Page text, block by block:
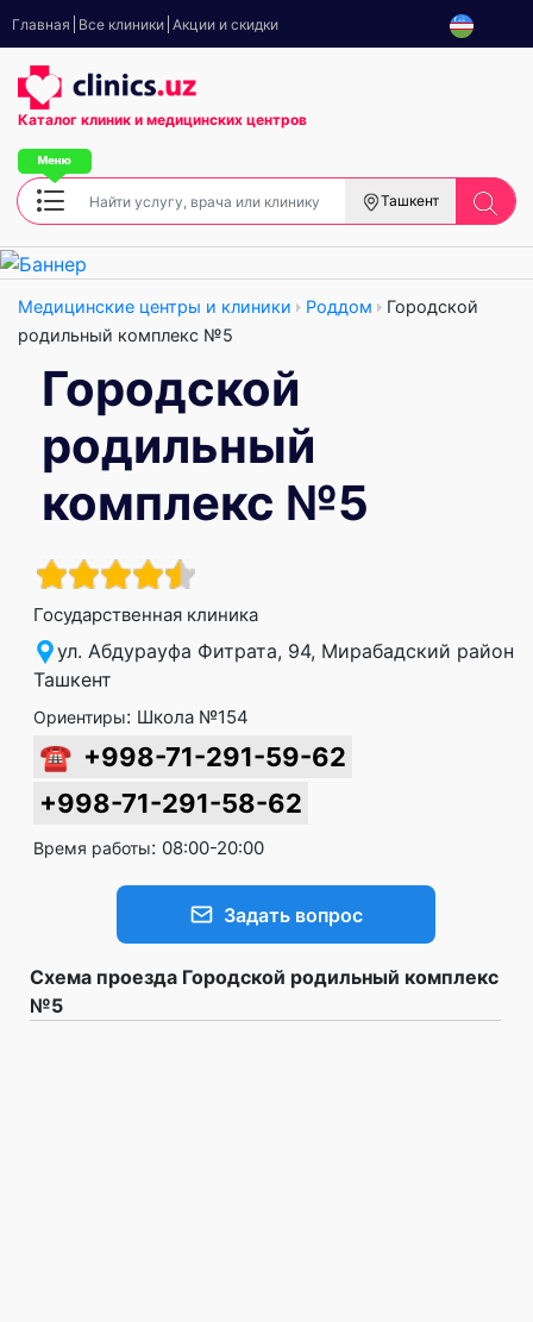
Главная Все клиники Акции и скидки
Каталог клиник и медицинских центров
Ташкент
Медицинские центры и клиники Роддом
Городской
родильный комплекс №5
Городской
родильный
комплекс №5
Государственная клиника
ул. Абдурауфа Фитрата, 94, Мирабадский район,
Ташкент
Ориентиры: Школа №154
☎ +998-71-291-59-62
+998-71-291-58-62
Время работы: 08:00-20:00
Задать вопрос
Схема проезда Городской родильный комплекс
№5